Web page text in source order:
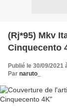
(Rj*95) Mkv
Cinquecento
Publié le 30/09/2021
Par naruto_